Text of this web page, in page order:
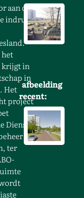
aan de
indruk
het
krijgt in
in
Het
project
Dienst
van
ter
afbeelding
recent: